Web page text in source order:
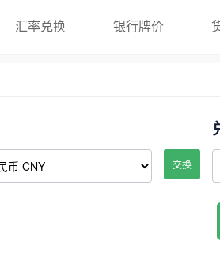
汇率兑换 银行牌价
交换